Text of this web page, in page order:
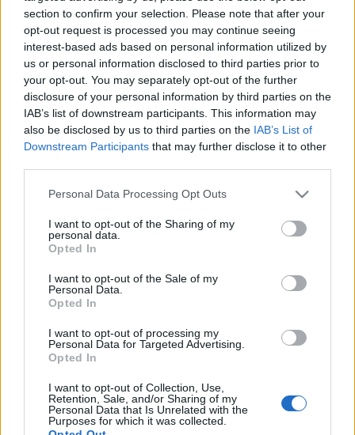
section to confirm your selection. Please note that after your
opt-out request is processed you may continue seeing
interest-based ads based on personal information utilized by
us or personal information disclosed to third parties prior to
your opt-out. You may separately opt-out of the further
disclosure of your personal information by third parties on the
IAB’s list of downstream participants. This information may
also be disclosed by us to third parties on the IAB’s List of
Downstream Participants that may further disclose it to other
Please note that this website/app uses one or more Google
not limited to your visit or usage behaviour. You may click to
grant or deny consent to Google and its third-party tags to
use your data for below specified purposes in below Google
consent section.
Personal Data Processing Opt Outs
I want to opt-out of the Sharing of my
personal data.
Opted In
I want to opt-out of the Sale of my
Personal Data.
Opted In
I want to opt-out of processing my
Personal Data for Targeted Advertising.
Opted In
I want to opt-out of Collection, Use,
Retention, Sale, and/or Sharing of my
Personal Data that Is Unrelated with the
Purposes for which it was collected.
cigarettával. Németh Lászlóné már pattintja is elő
kedves Ronson-ját, André M. Goodfriend hasis-
pipájából ütögeti ki a maradványokat, Lázár egy
Moët Chandonért int a pincérnek, a 444 és az Index
gonzói a sajtószobában…
A repülés kifinomult
könyörtelensége
tukán írása Nem tudok mit kezdeni a luxussal, nem
tudom értékelni. Cancún és Párizs között a business
class legalsó osztályára kaptam jegyet. Megnéztem
a szolgáltatást, csak hogy tudjam, mire számítsak:
kényelmesebb ülés, több kaja, mittudomén. Priority
lane, beállok,…
A neoliberalizmus meghalt, ideje
Fent és Lent Vendégszerző •2015. május 19.